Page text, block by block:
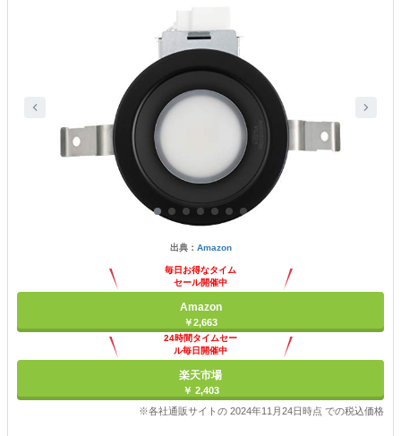
出典： Amazon
毎日お得なタイム
セール開催中
Amazon
￥2,663
24時間タイムセー
ル毎日開催中
楽天市場
￥ 2,403
※各社通販サイトの 2024年11月24日時点 での税込価格